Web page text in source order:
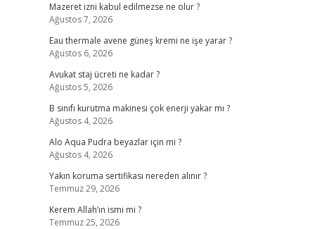
Mazeret izni kabul edilmezse ne olur ?
Ağustos 7, 2026
Eau thermale avene güneş kremi ne işe yarar ?
Ağustos 6, 2026
Avukat staj ücreti ne kadar ?
Ağustos 5, 2026
B sınıfı kurutma makinesi çok enerji yakar mı ?
Ağustos 4, 2026
Alo Aqua Pudra beyazlar için mi ?
Ağustos 4, 2026
Yakın koruma sertifikası nereden alınır ?
Temmuz 29, 2026
Kerem Allah’ın ismi mi ?
Temmuz 25, 2026